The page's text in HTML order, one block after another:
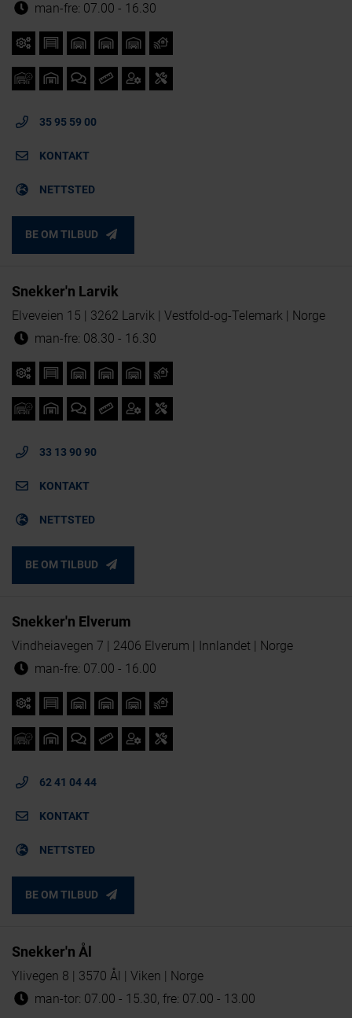
man-fre: 07.00 - 16.30
35 95 59 00
KONTAKT
NETTSTED
BE OM TILBUD
Snekker'n Larvik
Elveveien 15 | 3262 Larvik | Vestfold-og-Telemark | Norge
man-fre: 08.30 - 16.30
33 13 90 90
KONTAKT
NETTSTED
BE OM TILBUD
Snekker'n Elverum
Vindheiavegen 7 | 2406 Elverum | Innlandet | Norge
man-fre: 07.00 - 16.00
62 41 04 44
KONTAKT
NETTSTED
BE OM TILBUD
Snekker'n Ål
Ylivegen 8 | 3570 Ål | Viken | Norge
man-tor: 07.00 - 15.30, fre: 07.00 - 13.00